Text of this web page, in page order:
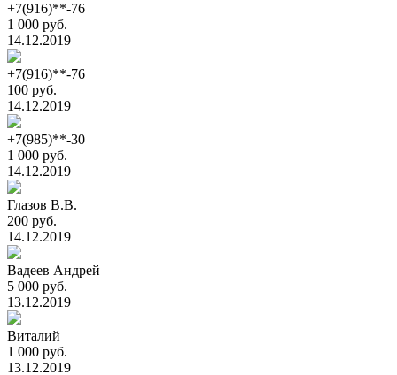
+7(916)**-76
1 000 руб.
14.12.2019
+7(916)**-76
100 руб.
14.12.2019
+7(985)**-30
1 000 руб.
14.12.2019
Глазов В.В.
200 руб.
14.12.2019
Вадеев Андрей
5 000 руб.
13.12.2019
Виталий
1 000 руб.
13.12.2019